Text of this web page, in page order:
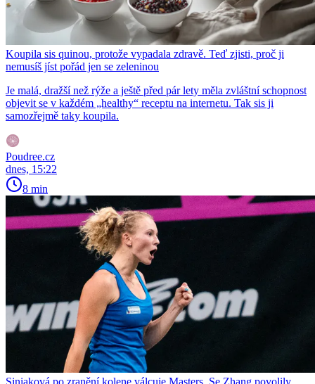
Koupila sis quinou, protože vypadala zdravě. Teď zjisti, proč ji
nemusíš jíst pořád jen se zeleninou
Je malá, dražší než rýže a ještě před pár lety měla zvláštní schopnost
objevit se v každém „healthy“ receptu na internetu. Tak sis ji
samozřejmě taky koupila.
Poudree.cz
dnes, 15:22
8 min